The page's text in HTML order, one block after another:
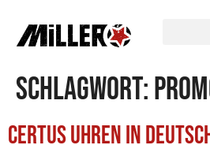
Schlagwort:
CERTUS Uhren in